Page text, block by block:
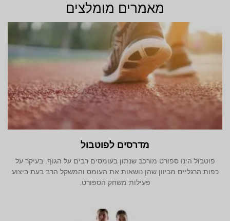
מאמרים מומלצים
מדרסים לפוטבול
פוטבול הינו ספורט מורכב שנתון בעומסים רבים על הגוף. בעיקר על
כפות הרגליים מכיוון שהן נושאות את העומס והמשקל הרב בעת ביצוע
פעילות משחק הספורט.